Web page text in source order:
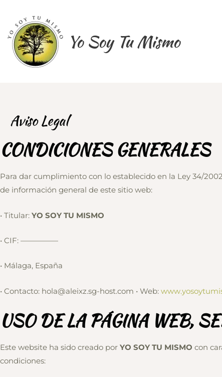
contenido
Yo Soy Tu Mismo
Aviso Legal
CONDICIONES GENERALES
Para dar cumplimiento con lo establecido en la Ley 34/
de información general de este sitio web:
• Titular: YO SOY TU MISMO
• CIF: —————
• Málaga, España
• Contacto: hola@aleixz.sg-host.com • Web:
USO DE LA PÁGINA WEB,
Este website ha sido creado por YO SOY TU MISMO con
condiciones: